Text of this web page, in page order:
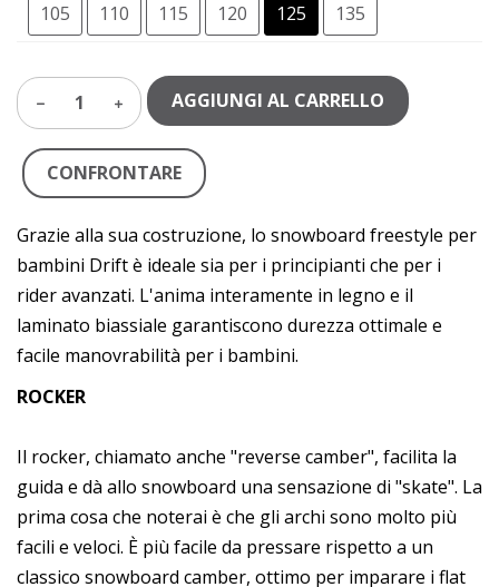
105
110 115 120 125 135
1 AGGIUNGI AL CARRELLO
CONFRONTARE
Grazie alla sua costruzione, lo snowboard freestyle per
bambini Drift è ideale sia per i principianti che per i
rider avanzati. L'anima interamente in legno e il
laminato biassiale garantiscono durezza ottimale e
facile manovrabilità per i bambini.
ROCKER
Il rocker, chiamato anche "reverse camber", facilita la
guida e dà allo snowboard una sensazione di "skate". La
prima cosa che noterai è che gli archi sono molto più
facili e veloci. È più facile da pressare rispetto a un
classico snowboard camber, ottimo per imparare i flat